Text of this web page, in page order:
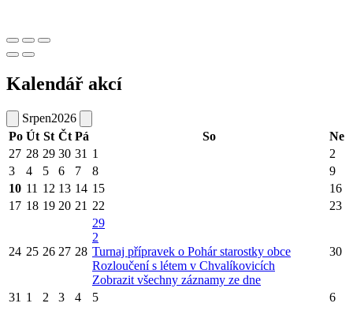
Kalendář akcí
Srpen2026
Po Út St Čt Pá So
Ne
27 28 29 30 31 1
2
3
4 5 6 7 8
9
10 11 12 13 14 15
16
17 18 19 20 21 22 23
24 25 26 27 28
29
2
Turnaj přípravek o Pohár starostky obce
Rozloučení s létem v Chvalíkovicích
Zobrazit všechny záznamy ze dne
30
31 1 2 3 4 5 6